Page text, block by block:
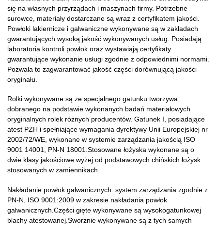
się na własnych przyrządach i maszynach firmy. Potrzebne
surowce, materiały dostarczane są wraz z certyfikatem jakości.
Powłoki lakiernicze i galwaniczne wykonywane są w zakładach
gwarantujących wysoką jakość wykonywanych usług. Posiadają
laboratoria kontroli powłok oraz wystawiają certyfikaty
gwarantujące wykonanie usługi zgodnie z odpowiednimi normami.
Pozwala to zagwarantować jakość części dorównującą jakości
oryginału.
Rolki wykonywane są ze specjalnego gatunku tworzywa
dobranego na podstawie wykonanych badań materiałowych
oryginalnych rolek różnych producentów. Gatunek I, posiadające
atest PZH i spełniające wymagania dyrektywy Unii Europejskiej nr
2002/72/WE, wykonane w systemie zarządzania jakością ISO
9001 14001, PN-N 18001.Stosowane łożyska wykonane są o
dwie klasy jakościowe wyżej od podstawowych chińskich łożysk
stosowanych w zamiennikach.
Nakładanie powłok galwanicznych: system zarządzania zgodnie z
PN-N, ISO 9001:2009 w zakresie nakładania powłok
galwanicznych.Części gięte wykonywane są wysokogatunkowej
blachy atestowanej.Sworznie wykonywane są z tych samych